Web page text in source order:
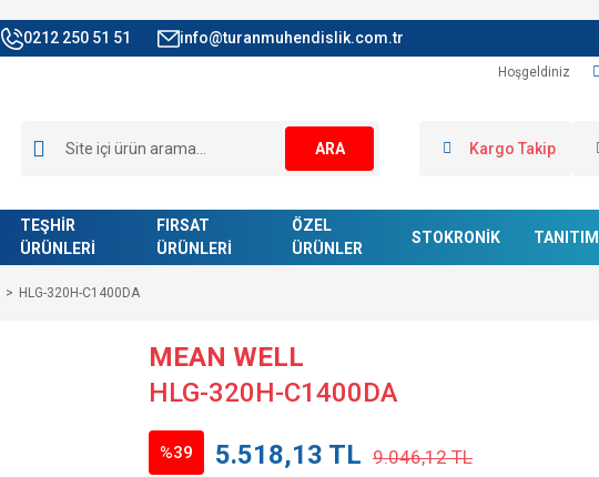
0212 250 51 51 info@turanmuhendislik.com.tr
Hoşgeldiniz
ARA Kargo Takip
TEŞHİR
ÜRÜNLERİ
FIRSAT
ÜRÜNLERİ
ÖZEL
ÜRÜNLER
STOKRONİK TANITIM
HLG-320H-C1400DA
MEAN WELL
HLG-320H-C1400DA
%39 5.518,13 TL 9.046,12 TL